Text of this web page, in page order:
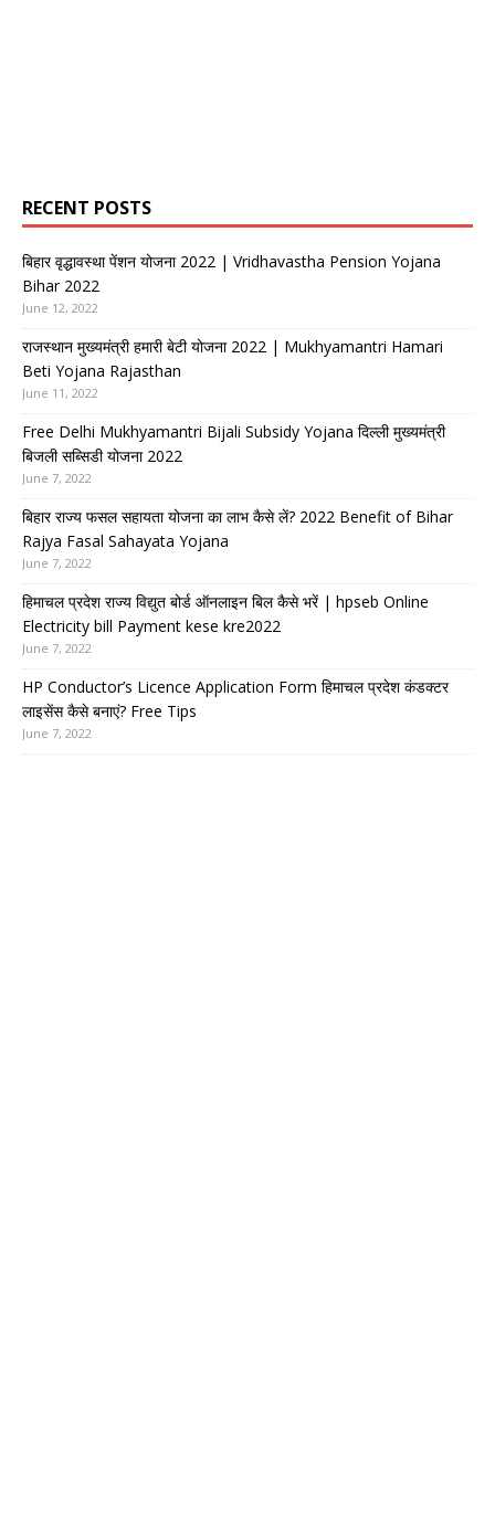
RECENT POSTS
बिहार वृद्धावस्था पेंशन योजना 2022 | Vridhavastha Pension Yojana
Bihar 2022
June 12, 2022
राजस्थान मुख्यमंत्री हमारी बेटी योजना 2022 | Mukhyamantri Hamari
Beti Yojana Rajasthan
June 11, 2022
Free Delhi Mukhyamantri Bijali Subsidy Yojana दिल्ली मुख्यमंत्री
बिजली सब्सिडी योजना 2022
June 7, 2022
बिहार राज्य फसल सहायता योजना का लाभ कैसे लें? 2022 Benefit of Bihar
Rajya Fasal Sahayata Yojana
June 7, 2022
हिमाचल प्रदेश राज्य विद्युत बोर्ड ऑनलाइन बिल कैसे भरें | hpseb Online
Electricity bill Payment kese kre2022
June 7, 2022
HP Conductor’s Licence Application Form हिमाचल प्रदेश कंडक्टर
लाइसेंस कैसे बनाएं? Free Tips
June 7, 2022